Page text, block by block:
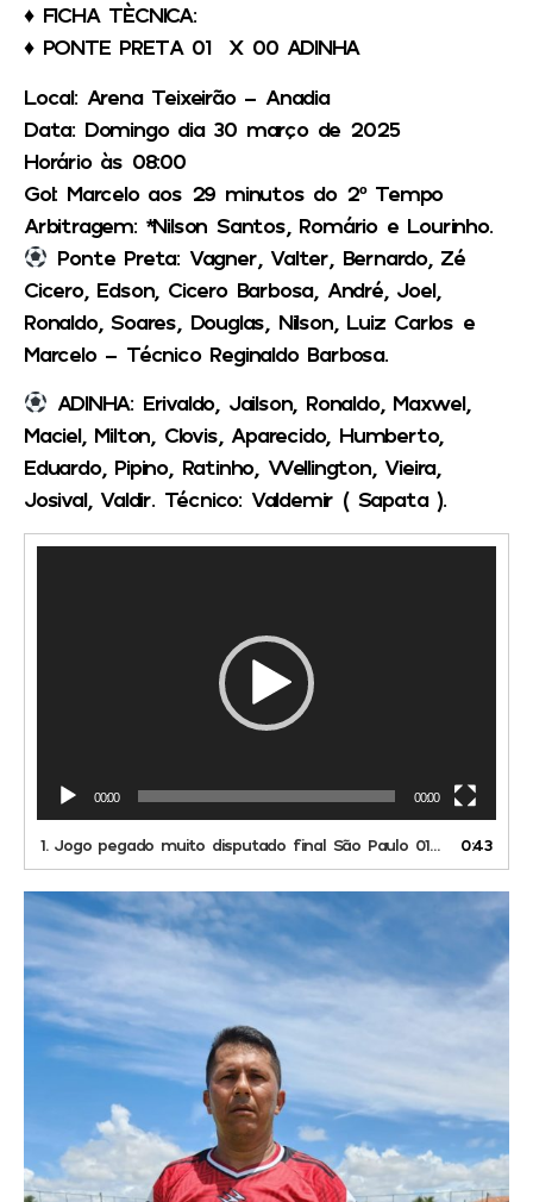
♦️ FICHA TÈCNICA:
♦️ PONTE PRETA 01 X 00 ADINHA
Local: Arena Teixeirão – Anadia
Data: Domingo dia 30 março de 2025
Horário às 08:00
Gol: Marcelo aos 29 minutos do 2º Tempo
Arbitragem: *Nilson Santos, Romário e Lourinho.
Ponte Preta: Vagner, Valter, Bernardo, Zé
Cicero, Edson, Cicero Barbosa, André, Joel,
Ronaldo, Soares, Douglas, Nilson, Luiz Carlos e
Marcelo – Técnico Reginaldo Barbosa.
ADINHA: Erivaldo, Jailson, Ronaldo, Maxwel,
Maciel, Milton, Clovis, Aparecido, Humberto,
Eduardo, Pipino, Ratinho, Wellington, Vieira,
Josival, Valdir. Técnico: Valdemir ( Sapata ).
00:00 00:00
1. Jogo pegado muito disputado final São Paulo 01 x 00 Anadia 0:43